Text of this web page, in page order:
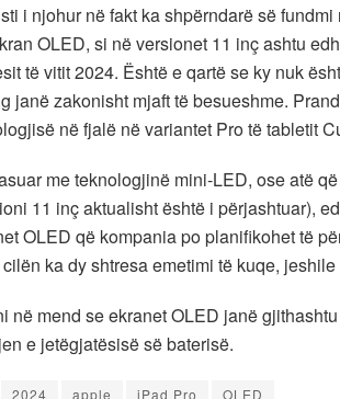
i njohur në fakt ka shpërndarë së
OLED, si në versionet 11 inç ashtu
të vitit 2024. Është e qartë se ky nuk
janë zakonisht mjaft të besueshme.
në fjalë në variantet Pro të tabletit
me teknologjinë mini-LED, ose atë
11 inç aktualisht është i përjashtuar),
OLED që kompania po planifikohet të
cilën ka dy shtresa emetimi të kuqe,
në mend se ekranet OLED janë
e jetëgjatësisë së baterisë.
2024 apple iPad Pro OLED